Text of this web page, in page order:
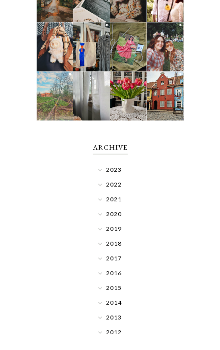
ARCHIVE
2023
2022
2021
2020
2019
2018
2017
2016
2015
2014
2013
2012